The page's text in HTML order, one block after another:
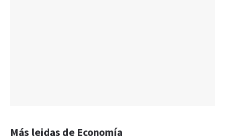
Más leidas de Economía